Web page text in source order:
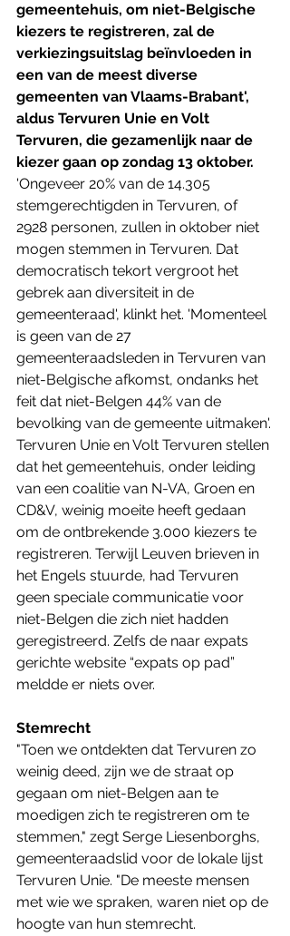
gemeentehuis, om niet-Belgische
kiezers te registreren, zal de
verkiezingsuitslag beïnvloeden in
een van de meest diverse
gemeenten van Vlaams-Brabant',
aldus Tervuren Unie en Volt
Tervuren, die gezamenlijk naar de
kiezer gaan op zondag 13 oktober.
'Ongeveer 20% van de 14.305
stemgerechtigden in Tervuren, of
2928 personen, zullen in oktober niet
mogen stemmen in Tervuren. Dat
democratisch tekort vergroot het
gebrek aan diversiteit in de
gemeenteraad', klinkt het. 'Momenteel
is geen van de 27
gemeenteraadsleden in Tervuren van
niet-Belgische afkomst, ondanks het
feit dat niet-Belgen 44% van de
bevolking van de gemeente uitmaken'.
Tervuren Unie en Volt Tervuren stellen
dat het gemeentehuis, onder leiding
van een coalitie van N-VA, Groen en
CD&V, weinig moeite heeft gedaan
om de ontbrekende 3.000 kiezers te
registreren. Terwijl Leuven brieven in
het Engels stuurde, had Tervuren
geen speciale communicatie voor
niet-Belgen die zich niet hadden
geregistreerd. Zelfs de naar expats
gerichte website “expats op pad”
meldde er niets over.
Stemrecht
"Toen we ontdekten dat Tervuren zo
weinig deed, zijn we de straat op
gegaan om niet-Belgen aan te
moedigen zich te registreren om te
stemmen," zegt Serge Liesenborghs,
gemeenteraadslid voor de lokale lijst
Tervuren Unie. "De meeste mensen
met wie we spraken, waren niet op de
hoogte van hun stemrecht.